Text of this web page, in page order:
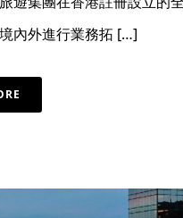
內外進行業務拓 […]